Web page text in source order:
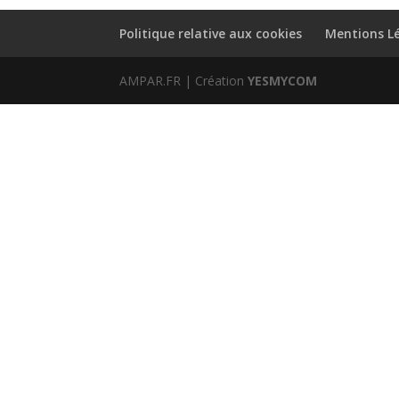
Politique relative aux cookies Mentions
AMPAR.FR | CréationYESMYCOM